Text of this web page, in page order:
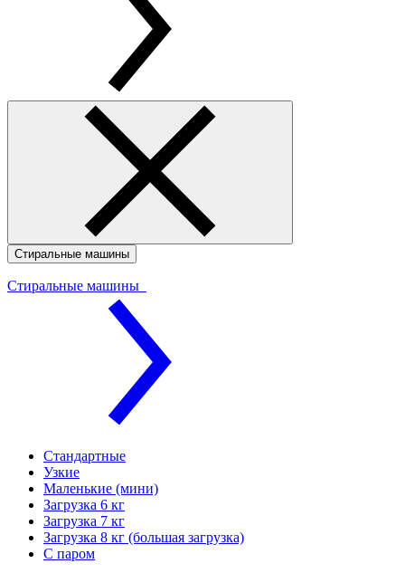
Стиральные машины
Стиральные машины
Стандартные
Узкие
Маленькие (мини)
Загрузка 6 кг
Загрузка 7 кг
Загрузка 8 кг (большая загрузка)
С паром